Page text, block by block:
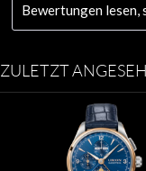
Bewertungen lesen,
ZULETZT